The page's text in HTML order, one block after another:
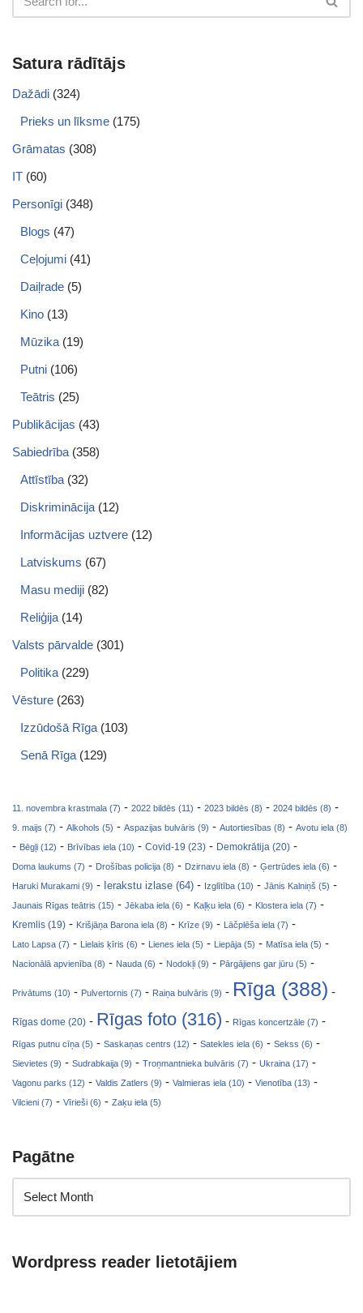
Satura rādītājs
Dažādi (324)
Prieks un līksme (175)
Grāmatas (308)
IT (60)
Personīgi (348)
Blogs (47)
Ceļojumi (41)
Daiļrade (5)
Kino (13)
Mūzika (19)
Putni (106)
Teātris (25)
Publikācijas (43)
Sabiedrība (358)
Attīstība (32)
Diskriminācija (12)
Informācijas uztvere (12)
Latviskums (67)
Masu mediji (82)
Reliģija (14)
Valsts pārvalde (301)
Politika (229)
Vēsture (263)
Izzūdošā Rīga (103)
Senā Rīga (129)
11. novembra krastmala (7) - 2022 bildēs (11) - 2023 bildēs (8) - 2024 bildēs (8) -
9. maijs (7) - Alkohols (5) - Aspazijas bulvāris (9) - Autortiesības (8) - Avotu iela (8)
- Bēgļi (12) - Brīvības iela (10) - Covid-19 (23) - Demokrātija (20) -
Doma laukums (7) - Drošības policija (8) - Dzirnavu iela (8) - Ģertrūdes iela (6) -
Haruki Murakami (9) - Ierakstu izlase (64) - Izglītība (10) - Jānis Kalniņš (5) -
Jaunais Rīgas teātris (15) - Jēkaba iela (6) - Kaļķu iela (6) - Klostera iela (7) -
Kremlis (19) - Krišjāņa Barona iela (8) - Krīze (9) - Lāčplēša iela (7) -
Lato Lapsa (7) - Lielais ķīris (6) - Lienes iela (5) - Liepāja (5) - Matīsa iela (5) -
Nacionālā apvienība (8) - Nauda (6) - Nodokļi (9) - Pārgājiens gar jūru (5) -
Privātums (10) - Pulvertornis (7) - Raiņa bulvāris (9) - Rīga (388) -
Rīgas dome (20) - Rīgas foto (316) - Rīgas koncertzāle (7) -
Rīgas putnu cīņa (5) - Saskaņas centrs (12) - Satekles iela (6) - Sekss (6) -
Sievietes (9) - Sudrabkaija (9) - Troņmantnieka bulvāris (7) - Ukraina (17) -
Vagonu parks (12) - Valdis Zatlers (9) - Valmieras iela (10) - Vienotība (13) -
Vilcieni (7) - Vīrieši (6) - Zaķu iela (5)
Pagātne
Wordpress reader lietotājiem